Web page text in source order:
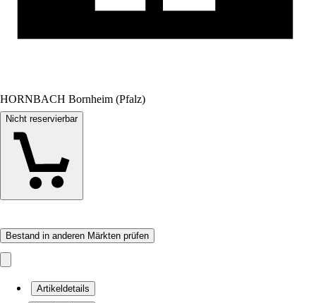
HORNBACH Bornheim (Pfalz)
Nicht reservierbar
Bestand in anderen Märkten prüfen
Artikeldetails